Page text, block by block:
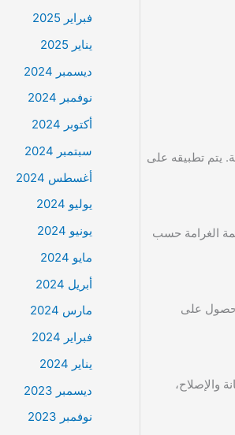
يتم تطبيقه على
تختلف قيمة الغرامة حسب
على
بالصيانة والإصلاح،
فبراير 2025
يناير 2025
ديسمبر 2024
نوفمبر 2024
أكتوبر 2024
سبتمبر 2024
أغسطس 2024
يوليو 2024
يونيو 2024
مايو 2024
أبريل 2024
مارس 2024
فبراير 2024
يناير 2024
ديسمبر 2023
نوفمبر 2023